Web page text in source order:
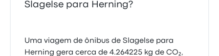
Slagelse para Herning?
Uma viagem de ônibus de Slagelse para
Herning gera cerca de 4.264225 kg de CO₂,